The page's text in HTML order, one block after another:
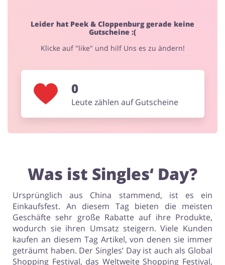
Sport & Hobby Schmuck & Uhren
Blumen & Geschenke Reisen
Leider hat Peek & Cloppenburg gerade keine
Gutscheine :(
Klicke auf "like" und hilf Uns es zu ändern!
0
Leute zählen auf Gutscheine
Was ist Singles‘ Day?
Ursprünglich aus China stammend, ist es ein
Einkaufsfest. An diesem Tag bieten die meisten
Geschäfte sehr große Rabatte auf ihre Produkte,
wodurch sie ihren Umsatz steigern. Viele Kunden
kaufen an diesem Tag Artikel, von denen sie immer
geträumt haben. Der Singles’ Day ist auch als Global
Shopping Festival, das Weltweite Shopping Festival,